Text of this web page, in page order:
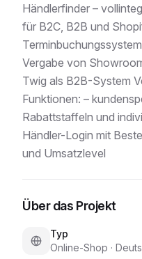
Händlerfinder –
für B2C, B2B und
Vergabe von
Twig als B2B-System
Funktionen: –
Rabattstaffeln und
Händler-Login mit
und Umsatzlevel
Über das Projekt
Typ
Online-Shop ·